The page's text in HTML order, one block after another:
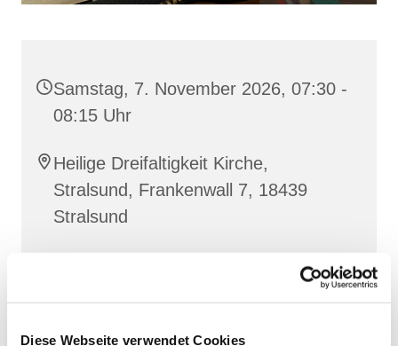
Diese Webseite verwendet Cookies
Samstag, 7. November 2026, 07:30 -
08:15 Uhr
Heilige Dreifaltigkeit Kirche,
Stralsund, Frankenwall 7, 18439
Stralsund
Lesehore
und die Laudes
. Dazu hören wir das